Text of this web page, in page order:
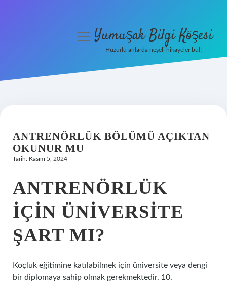
Hakkımızda
menüyüYumuşak Bilgi Köşesi
Huzurlu anlarda neşeli hikayeler bul!
ANTRENÖRLÜK BÖLÜMÜ AÇIKTAN
OKUNUR MU
Tarih: Kasım 5, 2024
ANTRENÖRLÜK
IÇIN ÜNIVERSITE
ŞART MI?
Koçluk eğitimine katılabilmek için üniversite veya dengi
bir diplomaya sahip olmak gerekmektedir. 10.